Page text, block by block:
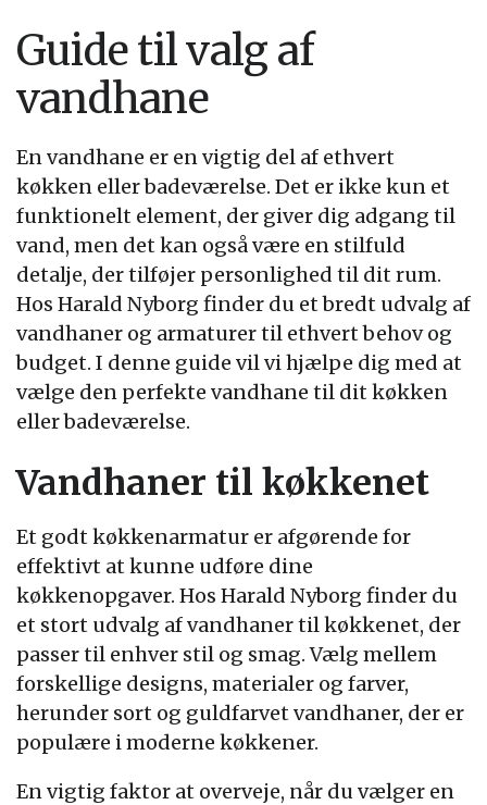
Guide til valg af
vandhane
En vandhane er en vigtig del af ethvert
køkken eller badeværelse. Det er ikke kun et
funktionelt element, der giver dig adgang til
vand, men det kan også være en stilfuld
detalje, der tilføjer personlighed til dit rum.
Hos Harald Nyborg finder du et bredt udvalg af
vandhaner og armaturer til ethvert behov og
budget. I denne guide vil vi hjælpe dig med at
vælge den perfekte vandhane til dit køkken
eller badeværelse.
Vandhaner til køkkenet
Et godt køkkenarmatur er afgørende for
effektivt at kunne udføre dine
køkkenopgaver. Hos Harald Nyborg finder du
et stort udvalg af vandhaner til køkkenet, der
passer til enhver stil og smag. Vælg mellem
forskellige designs, materialer og farver,
herunder sort og guldfarvet vandhaner, der er
populære i moderne køkkener.
En vigtig faktor at overveje, når du vælger en